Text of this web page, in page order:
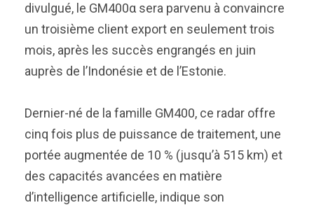
divulgué, le GM400α sera parvenu à convaincre
un troisième client export en seulement trois
mois, après les succès engrangés en juin
auprès de l’Indonésie et de l’Estonie.
Dernier-né de la famille GM400, ce radar offre
cinq fois plus de puissance de traitement, une
portée augmentée de 10 % (jusqu’à 515 km) et
des capacités avancées en matière
d’intelligence artificielle, indique son